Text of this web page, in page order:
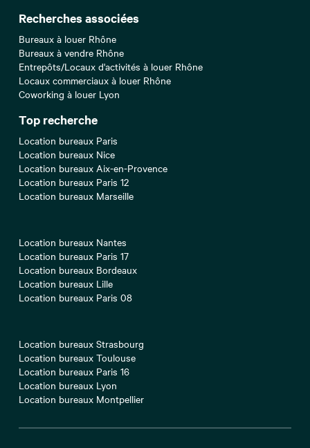
Recherches associées
Bureaux à louer Rhône
Bureaux à vendre Rhône
Entrepôts/Locaux d'activités à louer Rhône
Locaux commerciaux à louer Rhône
Coworking à louer Lyon
Top recherche
Location bureaux Paris
Location bureaux Nice
Location bureaux Aix-en-Provence
Location bureaux Paris 12
Location bureaux Marseille
Location bureaux Nantes
Location bureaux Paris 17
Location bureaux Bordeaux
Location bureaux Lille
Location bureaux Paris 08
Location bureaux Strasbourg
Location bureaux Toulouse
Location bureaux Paris 16
Location bureaux Lyon
Location bureaux Montpellier